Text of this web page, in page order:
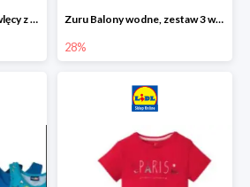
LUPILU® T-shirt niemowlęcy z biobawełny -39% Zuru Balony wodne, zestaw 3 wiązek -28%
28%